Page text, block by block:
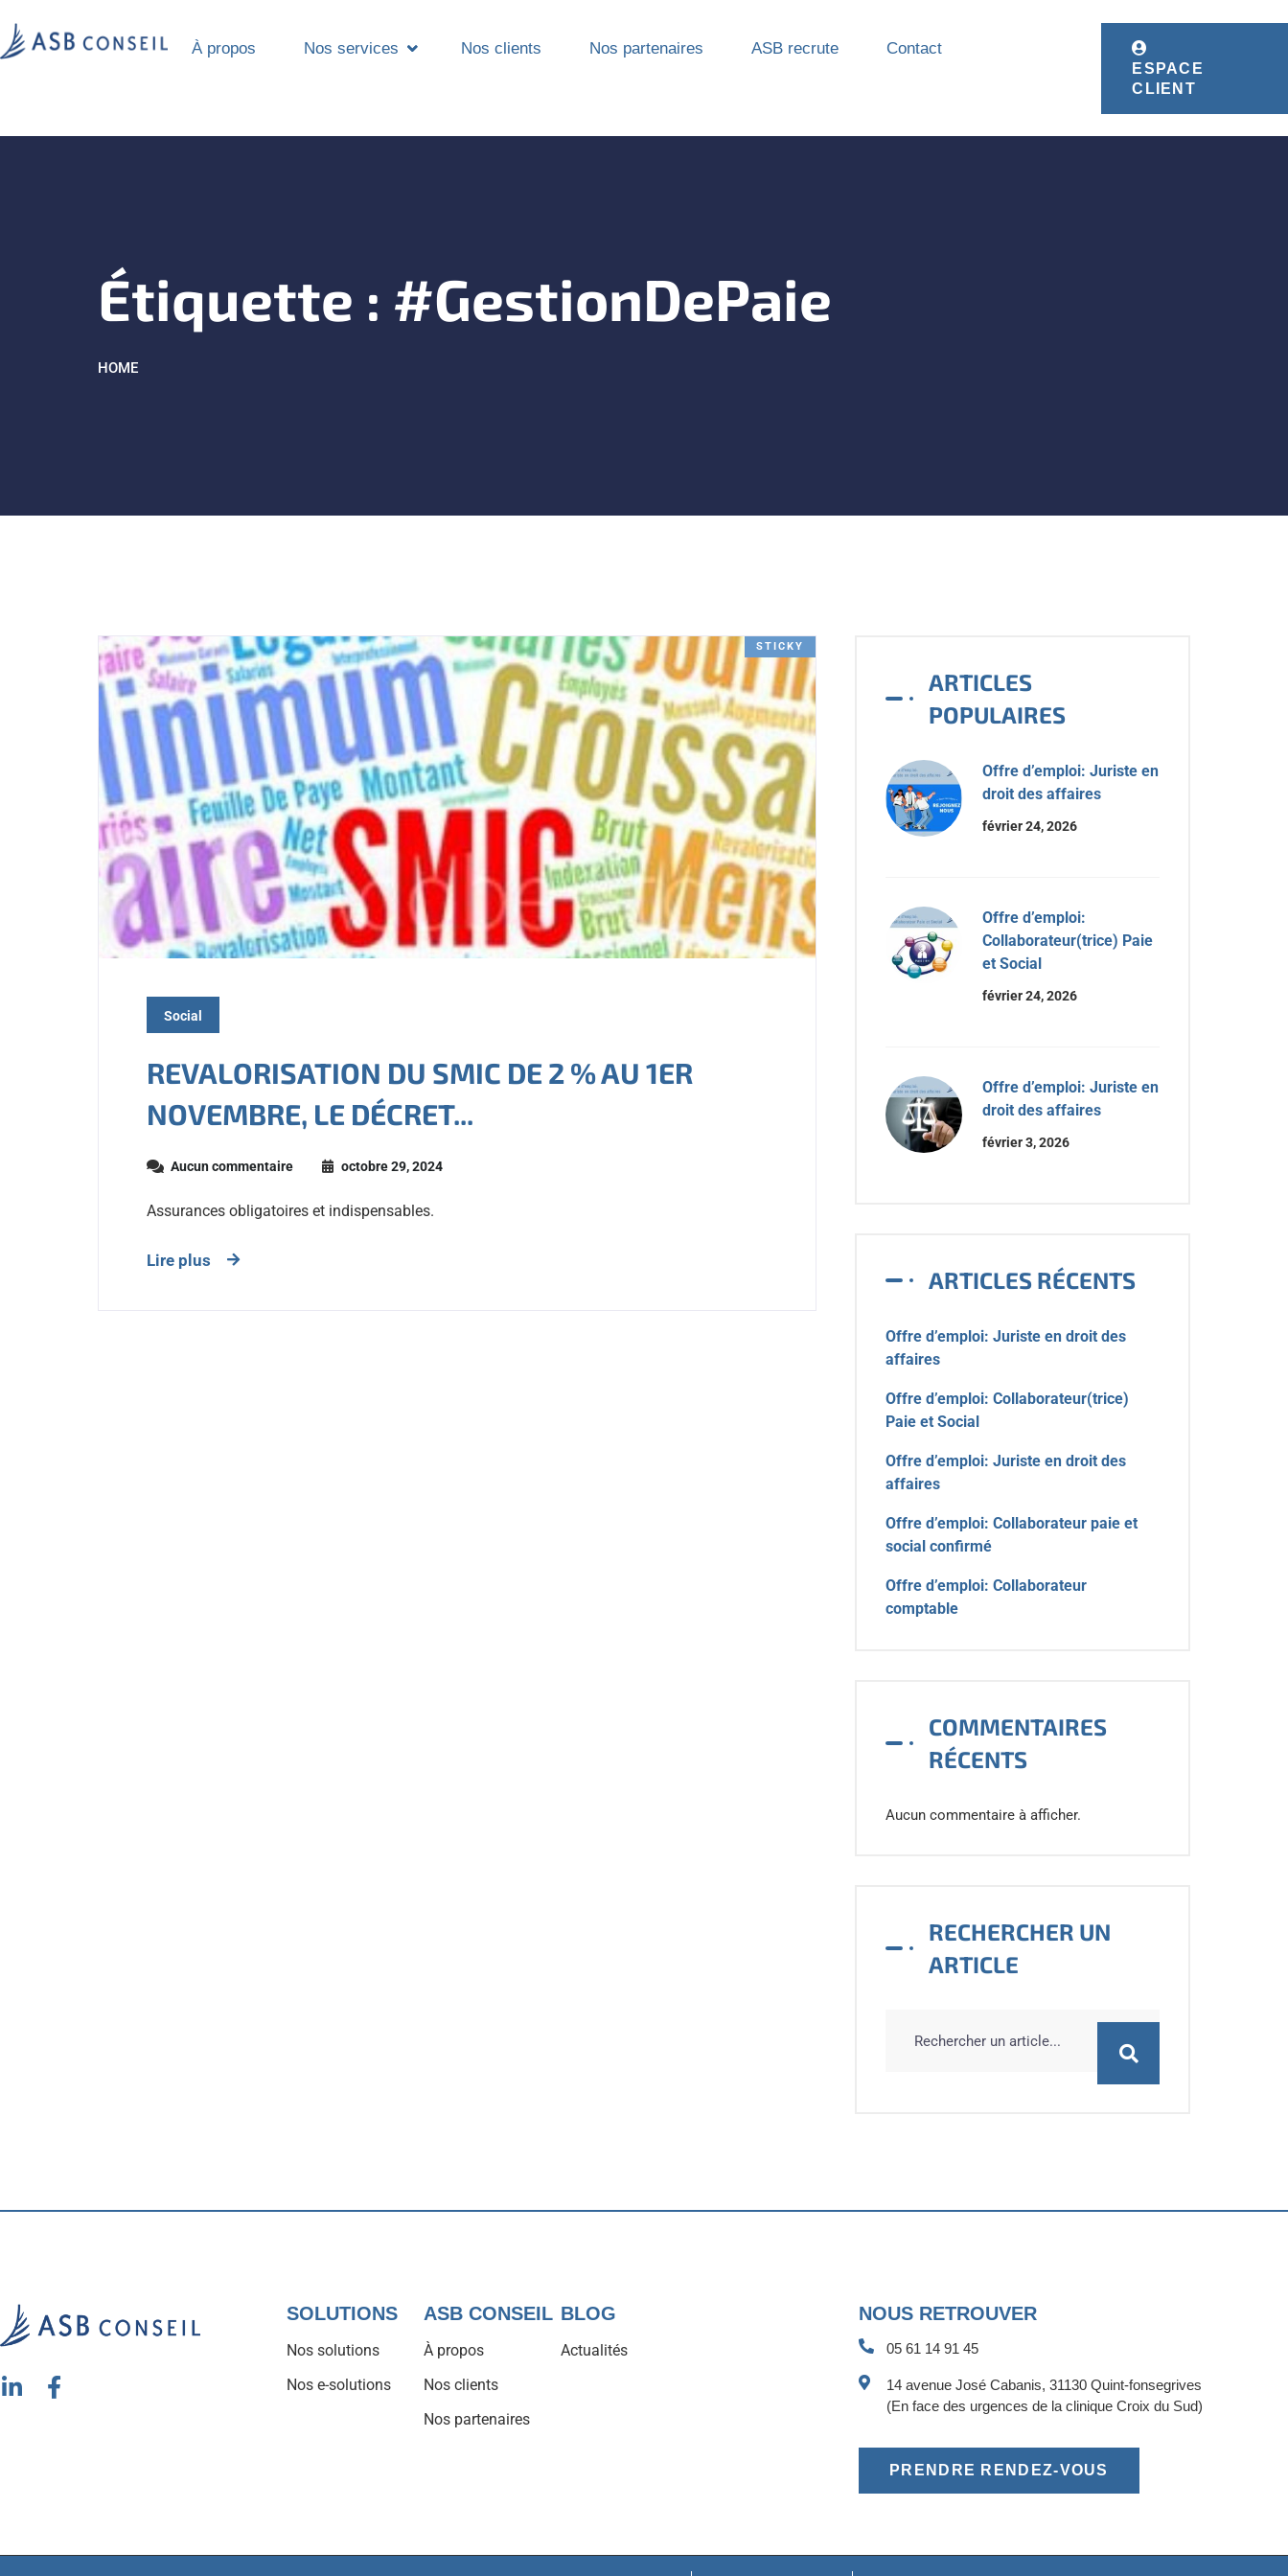
À propos Nos services Nos clients Nos partenaires ASB recrute Contact
ESPACE
CLIENT
Étiquette : #GestionDePaie
HOME
STICKY
Social
REVALORISATION DU SMIC DE 2 % AU 1ER
NOVEMBRE, LE DÉCRET...
Aucun commentaire octobre 29, 2024
Assurances obligatoires et indispensables.
Lire plus
ARTICLES
POPULAIRES
Offre d’emploi: Juriste en
droit des affaires
février 24, 2026
Offre d’emploi:
Collaborateur(trice) Paie
et Social
février 24, 2026
Offre d’emploi: Juriste en
droit des affaires
février 3, 2026
ARTICLES RÉCENTS
Offre d’emploi: Juriste en droit des
affaires
Offre d’emploi: Collaborateur(trice)
Paie et Social
Offre d’emploi: Juriste en droit des
affaires
Offre d’emploi: Collaborateur paie et
social confirmé
Offre d’emploi: Collaborateur
comptable
COMMENTAIRES
RÉCENTS
Aucun commentaire à afficher.
RECHERCHER UN
ARTICLE
SOLUTIONS
Nos solutions
Nos e-solutions
ASB CONSEIL
À propos
Nos clients
Nos partenaires
BLOG
Actualités
NOUS RETROUVER
05 61 14 91 45
14 avenue José Cabanis, 31130 Quint-fonsegrives
(En face des urgences de la clinique Croix du Sud)
PRENDRE RENDEZ-VOUS